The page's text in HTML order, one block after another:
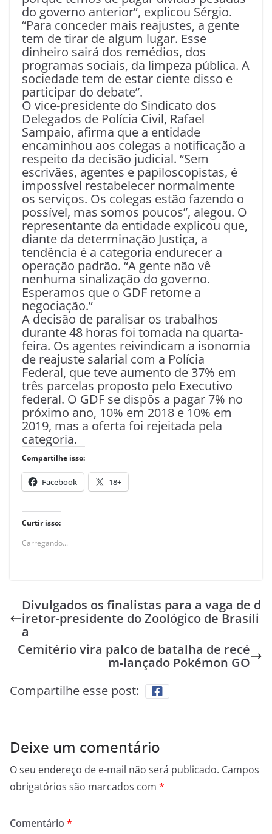
do governo anterior”, explicou Sérgio.
“Para conceder mais reajustes, a gente
tem de tirar de algum lugar. Esse
dinheiro sairá dos remédios, dos
programas sociais, da limpeza pública. A
sociedade tem de estar ciente disso e
participar do debate”.
O vice-presidente do Sindicato dos
Delegados de Polícia Civil, Rafael
Sampaio, afirma que a entidade
encaminhou aos colegas a notificação a
respeito da decisão judicial. “Sem
escrivães, agentes e papiloscopistas, é
impossível restabelecer normalmente
os serviços. Os colegas estão fazendo o
possível, mas somos poucos”, alegou. O
representante da entidade explicou que,
diante da determinação Justiça, a
tendência é a categoria endurecer a
operação padrão. “A gente não vê
nenhuma sinalização do governo.
Esperamos que o GDF retome a
negociação.”
A decisão de paralisar os trabalhos
durante 48 horas foi tomada na quarta-
feira. Os agentes reivindicam a isonomia
de reajuste salarial com a Polícia
Federal, que teve aumento de 37% em
três parcelas proposto pelo Executivo
federal. O GDF se dispôs a pagar 7% no
próximo ano, 10% em 2018 e 10% em
2019, mas a oferta foi rejeitada pela
categoria.
Compartilhe isso:
Facebook 18+
Curtir isso:
Carregando...
Divulgados os finalistas para a vaga de d
iretor-presidente do Zoológico de Brasíli
a
Cemitério vira palco de batalha de recé
m-lançado Pokémon GO
Compartilhe esse post:
Deixe um comentário
O seu endereço de e-mail não será publicado. Campos
obrigatórios são marcados com *
Comentário *